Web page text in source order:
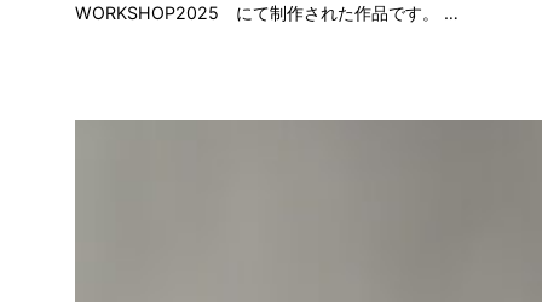
WORKSHOP2025 にて制作された作品です。 …